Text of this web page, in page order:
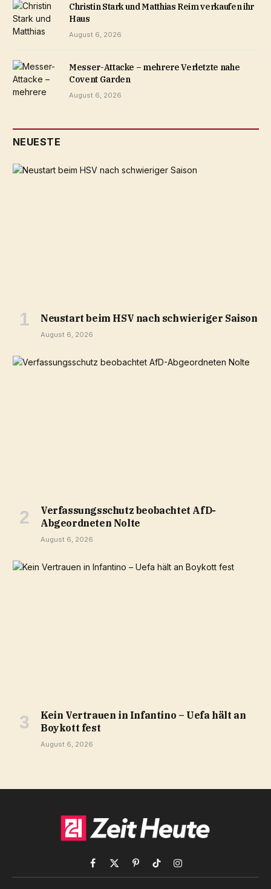
Christin Stark und Matthias Reim verkaufen ihr
Haus
August 6, 2026
Messer-Attacke – mehrere Verletzte nahe
Covent Garden
August 6, 2026
NEUESTE
Neustart beim HSV nach schwieriger Saison
August 6, 2026
Verfassungsschutz beobachtet AfD-
Abgeordneten Nolte
August 6, 2026
Kein Vertrauen in Infantino – Uefa hält an
Boykott fest
August 6, 2026
Facebook
X
PinterestTikTokInstagram